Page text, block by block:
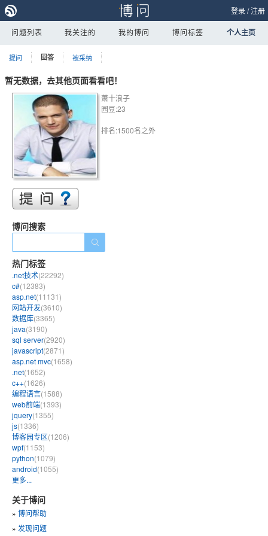
登录/注册
问题列表 我关注的 我的博问 博问标签 个人主页
提问 回答 被采纳
暂无数据，去其他页面看看吧！
萧十浪子
园豆:23
排名:1500名之外
博问搜索
热门标签
.net技术(22292)
c#(12383)
asp.net(11131)
网站开发(3610)
数据库(3365)
java(3190)
sql server(2920)
javascript(2871)
asp.net mvc(1658)
.net(1652)
c++(1626)
编程语言(1588)
web前端(1393)
jquery(1355)
js(1336)
博客园专区(1206)
wpf(1153)
python(1079)
android(1055)
更多...
关于博问
» 博问帮助
» 发现问题